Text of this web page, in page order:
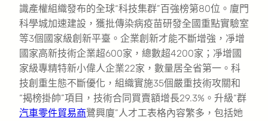
識產權組織發布的全球“科技集群”百強榜第80位。廈門
科學城加速建設，獲批傳染病疫苗研發全國重點實驗室
等3個國家級創新平臺。企業創新才能不斷增強，凈增
國家高新技術企業超600家，總數超4200家；凈增國
家級專精特新小偉人企業22家，數量居全省第一。科
技創重生態不斷優化，組織實施35個嚴重技術攻關和
“揭榜掛帥”項目，技術合同買賣額增長29.3%。升級“群
汽車零件貿易商鷺興廈”人才工表格內容繁多，包括她